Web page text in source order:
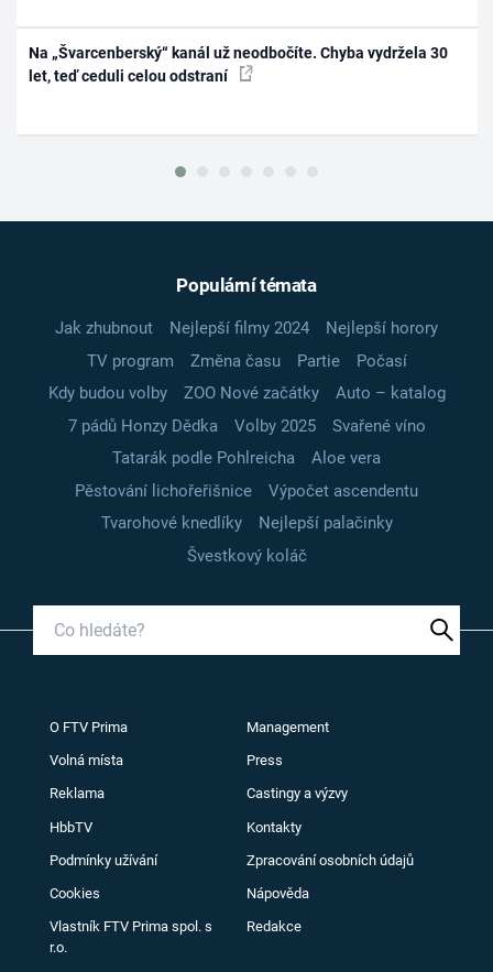
Na „Švarcenberský“ kanál už neodbočíte. Chyba vydržela 30
let, teď ceduli celou odstraní
Populární témata
Jak zhubnout Nejlepší filmy 2024
Nejlepší horory
TV program
Změna času Partie
Počasí
Kdy budou volby
ZOO Nové začátky
Auto – katalog
7 pádů Honzy Dědka
Volby 2025
Svařené víno
Tatarák podle Pohlreicha
Aloe vera
Pěstování lichořeřišnice
Výpočet ascendentu
Tvarohové knedlíky
Nejlepší palačinky
Švestkový koláč
O FTV Prima Management
Volná místa Press
Reklama Castingy a výzvy
HbbTV Kontakty
Podmínky užívání Zpracování osobních údajů
Cookies Nápověda
Vlastník FTV Prima spol. s
r.o.
Redakce